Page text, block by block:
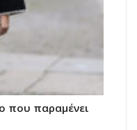
που παραμένει